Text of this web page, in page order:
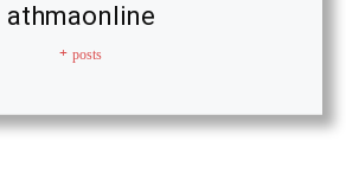
athmaonline
+ posts